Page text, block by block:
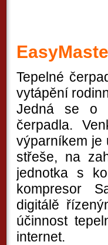
Tepelné
vytápění
Jedná se o
čerpadla.
výparníkem je
střeše, na
jednotka s
kompresor
digitálě
účinnost
internet.